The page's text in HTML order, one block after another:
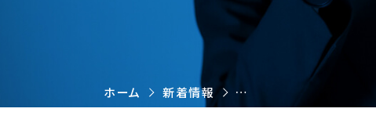
ホーム 新着情報 当社が販売総代理店と